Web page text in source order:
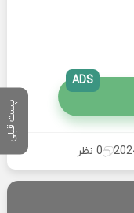
پست قبلی
ADS
0 نظر